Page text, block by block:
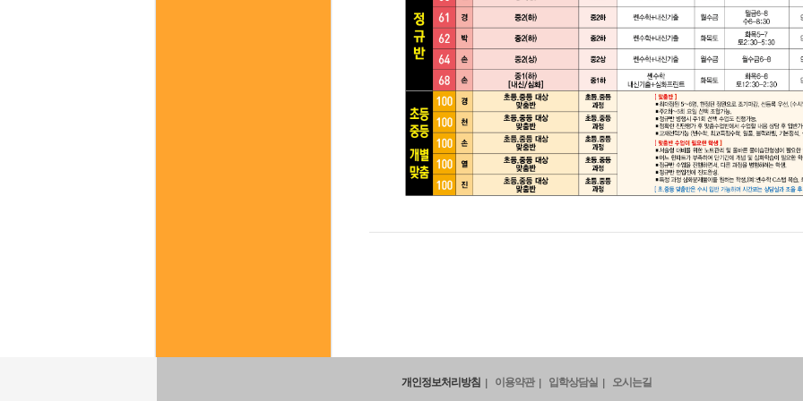
개인정보처리방침 이용약관 입학상담실 오시는길